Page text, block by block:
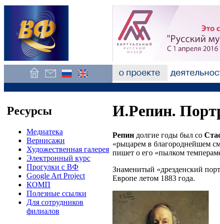
Ресурсы
Медиатека
Вернисажи
Художественная галерея
Электронный курс
Прогулки с ВФ
Google Art Project
КОМП
Полезные ссылки
Для сотрудников
филиалов
И.Репин.
Репин долгие годы был со
«рыцарем в благороднейшем
пишет о его «пылком
Знаменитый «дрезденский
Европе летом 1883 года.